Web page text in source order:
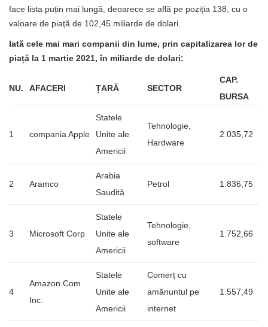
face lista puțin mai lungă, deoarece se află pe poziția 138, cu o
valoare de piață de 102,45 miliarde de dolari.
Iată cele mai mari companii din lume, prin capitalizarea lor de
piață la 1 martie 2021, în miliarde de dolari:
NU. AFACERI ȚARĂ SECTOR
CAP.
BURSA
1 compania Apple
Statele
Unite ale
Americii
Tehnologie,
Hardware
2.035,72
2 Aramco
Arabia
Saudită
Petrol 1.836,75
3 Microsoft Corp
Statele
Unite ale
Americii
Tehnologie,
software
1.752,66
4
Amazon.Com
Inc.
Statele
Unite ale
Americii
Comerț cu
amănuntul pe
internet
1.557,49